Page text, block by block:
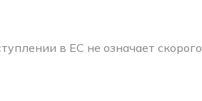
в ЕС не означает скорого